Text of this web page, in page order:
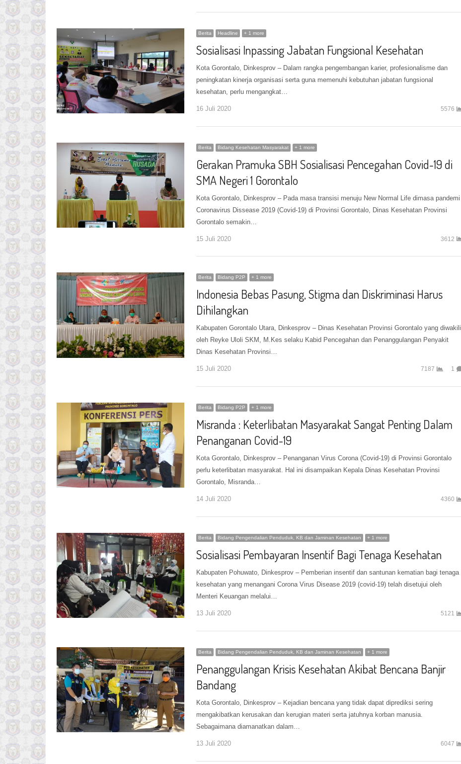
Berita Headline + 1 more
Sosialisasi Inpassing Jabatan Fungsional Kesehatan
Kota Gorontalo, Dinkesprov – Dalam rangka pengembangan karier, profesionalisme dan
peningkatan kinerja organisasi serta guna memenuhi kebutuhan jabatan fungsional
kesehatan, perlu mengangkat…
16 Juli 2020 5576
Berita Bidang Kesehatan Masyarakat + 1 more
Gerakan Pramuka SBH Sosialisasi Pencegahan Covid-19 di
SMA Negeri 1 Gorontalo
Kota Gorontalo, Dinkesprov – Pada masa transisi menuju New Normal Life dimasa pandemi
Coronavirus Dissease 2019 (Covid-19) di Provinsi Gorontalo, Dinas Kesehatan Provinsi
Gorontalo semakin…
15 Juli 2020 3612
Berita Bidang P2P + 1 more
Indonesia Bebas Pasung, Stigma dan Diskriminasi Harus
Dihilangkan
Kabupaten Gorontalo Utara, Dinkesprov – Dinas Kesehatan Provinsi Gorontalo yang diwakili
oleh Reyke Uloli SKM, M.Kes selaku Kabid Pencegahan dan Penanggulangan Penyakit
Dinas Kesehatan Provinsi…
15 Juli 2020 7187 1
Berita Bidang P2P + 1 more
Misranda : Keterlibatan Masyarakat Sangat Penting Dalam
Penanganan Covid-19
Kota Gorontalo, Dinkesprov – Penanganan Virus Corona (Covid-19) di Provinsi Gorontalo
perlu keterlibatan masyarakat. Hal ini disampaikan Kepala Dinas Kesehatan Provinsi
Gorontalo, Misranda…
14 Juli 2020 4360
Berita Bidang Pengendalian Penduduk, KB dan Jaminan Kesehatan + 1 more
Sosialisasi Pembayaran Insentif Bagi Tenaga Kesehatan
Kabupaten Pohuwato, Dinkesprov – Pemberian insentif dan santunan kematian bagi tenaga
kesehatan yang menangani Corona Virus Disease 2019 (covid-19) telah disetujui oleh
Menteri Keuangan melalui…
13 Juli 2020 5121
Berita Bidang Pengendalian Penduduk, KB dan Jaminan Kesehatan + 1 more
Penanggulangan Krisis Kesehatan Akibat Bencana Banjir
Bandang
Kota Gorontalo, Dinkesprov – Kejadian bencana yang tidak dapat diprediksi sering
mengakibatkan kerusakan dan kerugian materi serta jatuhnya korban manusia.
Sebagaimana diamanatkan dalam…
13 Juli 2020 6047